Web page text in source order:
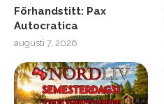
Förhandstitt: Pax
Autocratica
augusti 7, 2026